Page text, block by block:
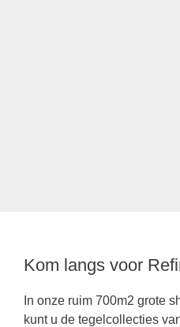
Kom langs voor
In onze ruim 700m2 grote
kunt u de tegelcollecties